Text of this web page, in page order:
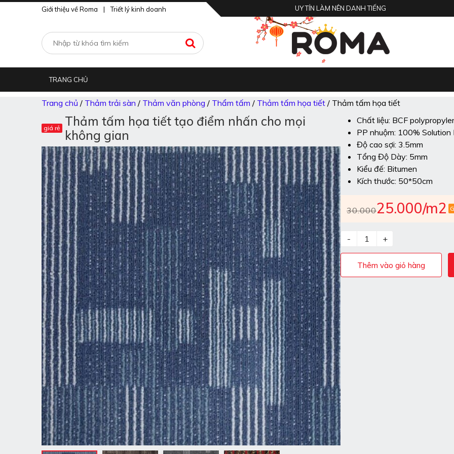
Giới thiệu về Roma | Triết lý kinh doanh UY TÍN LÀM NÊN DANH TIẾNG
TRANG CHỦ
Trang chủ / Thảm trải sàn / Thảm văn phòng / Thẩm tấm / Thảm tấm họa tiết / Thảm tấm họa tiết
Thảm tấm họa tiết tạo điểm nhấn cho mọi
không gian
Chất liệu: BCF
PP nhuộm: 100% Solution
Độ cao sợi: 3.5mm
Tổng Độ Dày: 5mm
Kiểu đế: Bitumen
Kích thước: 50*50cm
30.00025.000/m2
- +
Thêm vào giỏ hàng